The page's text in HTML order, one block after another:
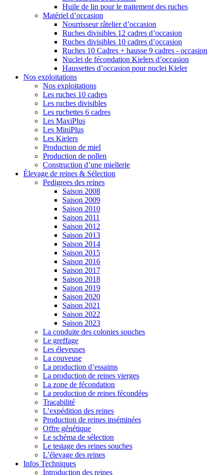
Huile de lin pour le traitement des ruches
Matériel d’occasion
Nourrisseur râtelier d’occasion
Ruches divisibles 12 cadres d’occasion
Ruches divisibles 10 cadres d’occasion
Ruches 10 Cadres + hausse 9 cadres - occasion
Nuclei de fécondation Kielers d’occasion
Haussettes d’occasion pour nuclei Kieler
Nos exploitations
Nos exploitations
Les ruches 10 cadres
Les ruches divisibles
Les ruchettes 6 cadres
Les MaxiPlus
Les MiniPlus
Les Kielers
Production de miel
Production de pollen
Construction d’une miellerie
Élevage de reines & Sélection
Pedigrees des reines
Saison 2008
Saison 2009
Saison 2010
Saison 2011
Saison 2012
Saison 2013
Saison 2014
Saison 2015
Saison 2016
Saison 2017
Saison 2018
Saison 2019
Saison 2020
Saison 2021
Saison 2022
Saison 2023
La conduite des colonies souches
Le greffage
Les éleveuses
La couveuse
La production d’essaims
La production de reines vierges
La zone de fécondation
La production de reines fécondées
Traçabilité
L’expédition des reines
Production de reines inséminées
Offre génétique
Le schéma de sélection
Le testage des reines souches
L’élevage des reines
Infos Techniques
Introduction des reines